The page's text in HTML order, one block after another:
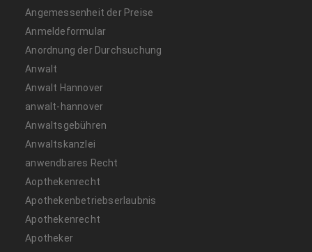
Angemessenheit der Preise
Anmeldeformular
Anordnung der Durchsuchung
Anwalt
Anwalt Hannover
anwalt-hannover
Anwaltsgebühren
Anwaltskanzlei
anwendbares Recht
Aopthekenrecht
Apothekenbetriebserlaubnis
Apothekenrecht
Apotheker